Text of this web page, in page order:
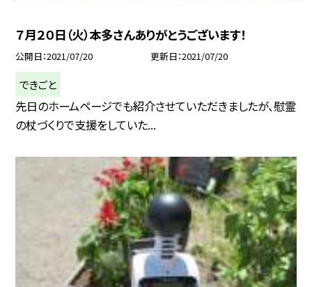
７月２０日（火）本多さんありがとうございます！
公開日 2021/07/20 更新日 2021/07/20
できごと
先日のホームページでも紹介させていただきましたが、慰霊
の杖づくりで支援をしていた...